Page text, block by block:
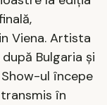
Viena. Artista
Bulgaria și
Show-ul începe
în